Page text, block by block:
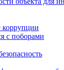
коррупции
с поборами